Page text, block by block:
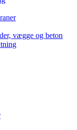
vægge og beton